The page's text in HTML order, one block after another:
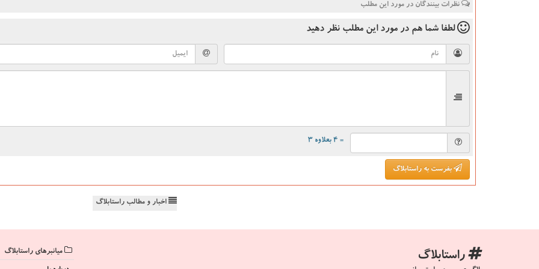
نظرات بینندگان در مورد این مطلب
لطفا شما هم در مورد این مطلب نظر دهید
= ۴ بعلاوه ۳
بفرست به راستابلاگ
اخبار و مطالب راستابلاگ
راستابلاگ میانبرهای راستابلاگ